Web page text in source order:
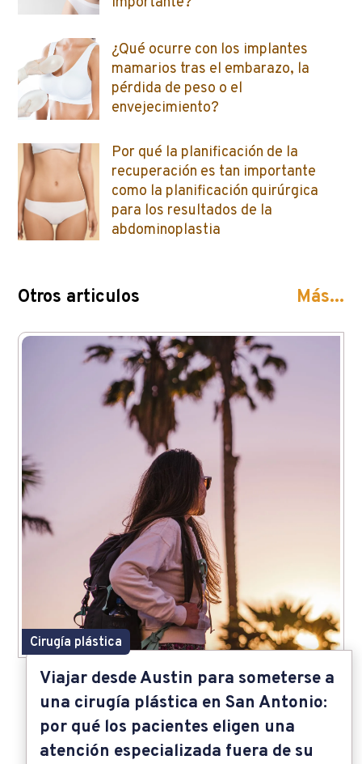
¿Qué ocurre con los implantes
mamarios tras el embarazo, la
pérdida de peso o el
envejecimiento?
Por qué la planificación de la
recuperación es tan importante
como la planificación quirúrgica
para los resultados de la
abdominoplastia
Otros articulos Más...
Viajar desde Austin para someterse a
una cirugía plástica en San Antonio:
por qué los pacientes eligen una
atención especializada fuera de su
Cirugía plástica